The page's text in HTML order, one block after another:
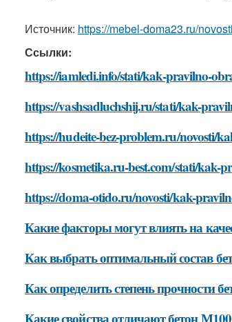
Источник: https://mebel-doma23.ru/
Ссылки:
https://iamledi.info/stati/kak-pravilno-
https://vashsadluchshij.ru/stati/kak-
https://hudeite-bez-problem.ru/novosti/
https://kosmetika.ru-best.com/stati/
https://doma-otido.ru/novosti/kak-
Какие факторы могут влиять на
Как выбрать оптимальный состав
Как определить степень прочности
Какие свойства отличают бетон